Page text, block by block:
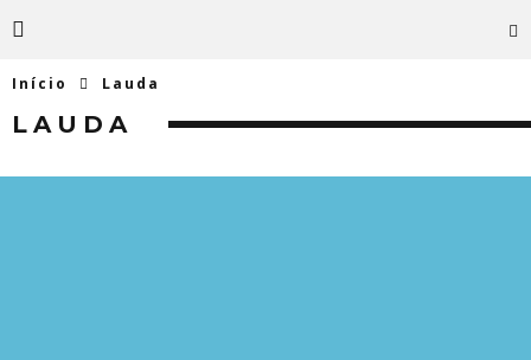
Início Lauda
LAUDA